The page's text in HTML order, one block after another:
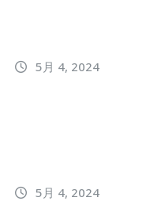
5月 4, 2024
5月 4, 2024